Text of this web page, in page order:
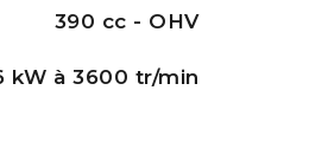
390 cc - OHV
kW à 3600 tr/min